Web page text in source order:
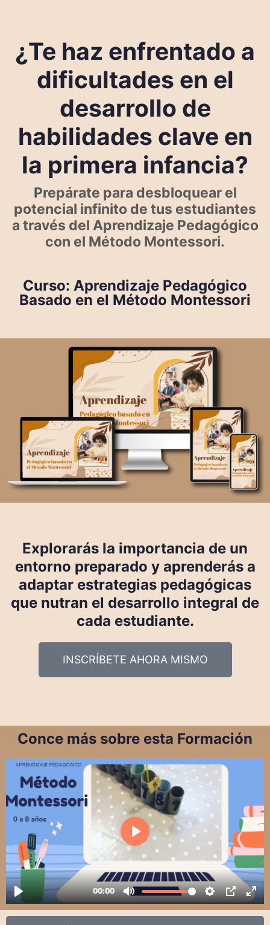
¿Te haz enfrentado a
dificultades en el
desarrollo de
habilidades clave en
la primera infancia?
Prepárate para desbloquear el
potencial infinito de tus estudiantes
a través del Aprendizaje Pedagógico
con el Método Montessori.
Curso: Aprendizaje Pedagógico
Basado en el Método Montessori
Explorarás la importancia de un
entorno preparado y aprenderás a
adaptar estrategias pedagógicas
que nutran el desarrollo integral de
cada estudiante.
INSCRÍBETE AHORA MISMO
Conce más sobre esta Formación